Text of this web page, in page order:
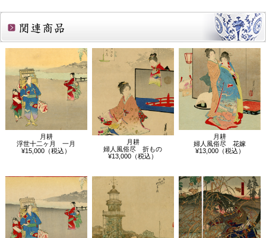
関連商品
月耕
浮世十二ヶ月 一月
¥15,000（税込）
月耕
婦人風俗尽 折もの
¥13,000（税込）
月耕
婦人風俗尽 花嫁
¥13,000（税込）